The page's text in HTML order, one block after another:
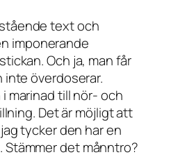
text och
imponerande
Och ja, man får
inte överdoserar.
marinad till nör- och
Det är möjligt att
tycker den har en
det månntro?